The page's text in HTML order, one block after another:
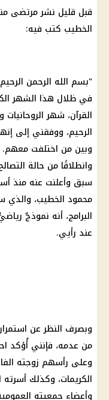
قبل قليل نشر مرتضى
الخطيب كتب فيه:
"بسم الله الرحمن الرحيم
في ظلال هذا الشهر
القرآن، شهر
الرحيم، ووفقني إلى
وبين من اختلفت معهم.
وانطلاقًا من حالة
سبق وأعلنت عنه منذ
محمود الخطيب،
البرامج، أنه نموذجٌ
عند رأيي.
وبصرف النظر عن
من عدمه، فإنني أُؤكد
وعلى رأسهم زوجته
الكريمات، وكذلك أسرته
وأعضاء جمعيته